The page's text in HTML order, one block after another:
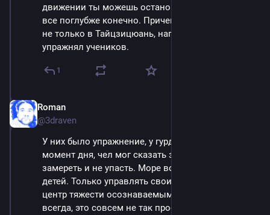
движении ты можешь остановится и стоять. Но
все поглубже конечно. Причем это применялось
не только в Тайцзицюань, например Гурджиев так
упражнял учеников.
1
Roman
@3draven
У них было упражнение, у гурджиевцев, в любой
момент дня, чел мог сказать замри и все должны
замереть и не упасть. Море волнуется раз, у
детей. Только управлять своим телом, сохраняя
центр тяжести осознаваемым как и движения,
всегда, это совсем не так просто. Это требует